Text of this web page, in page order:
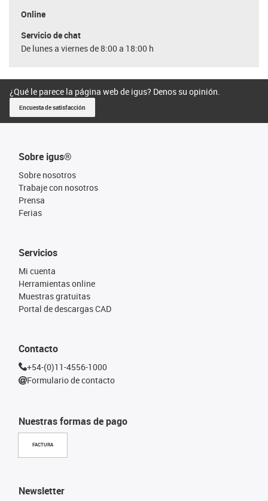
Online
Servicio de chat
De lunes a viernes de 8:00 a 18:00 h
¿Qué le parece la página web de igus? Denos su opinión.
Encuesta de satisfacción
Sobre igus®
Sobre nosotros
Trabaje con nosotros
Prensa
Ferias
Nuestras formas de pago
FACTURA
Servicios
Mi cuenta
Herramientas online
Muestras gratuitas
Portal de descargas CAD
Contacto
+54-(0)11-4556-1000
Formulario de contacto
Newsletter